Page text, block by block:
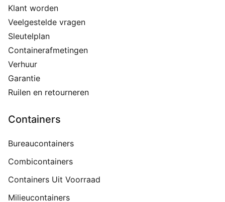
Klant worden
Veelgestelde vragen
Sleutelplan
Containerafmetingen
Verhuur
Garantie
Ruilen en retourneren
Containers
Bureaucontainers
Combicontainers
Containers Uit Voorraad
Milieucontainers